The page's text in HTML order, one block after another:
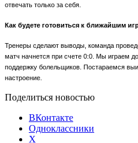
отвечать только за себя.
Как будете готовиться к ближайшим
Тренеры сделают выводы, команда
матч начнется при счете 0:0. Мы играем
поддержку болельщиков. Постараемся
настроение.
Поделиться новостью
ВКонтакте
Одноклассники
X